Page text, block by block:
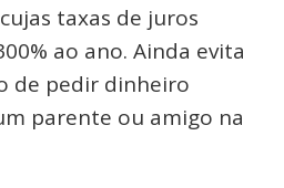
taxas de juros
ao ano. Ainda evita
de pedir dinheiro
parente ou amigo na